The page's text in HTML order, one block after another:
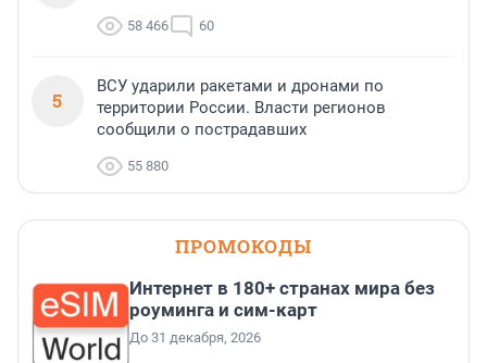
58 466 60
5
ВСУ ударили ракетами и дронами по
территории России. Власти регионов
сообщили о пострадавших
55 880
ПРОМОКОДЫ
Интернет в 180+ странах мира без
роуминга и сим-карт
До 31 декабря, 2026